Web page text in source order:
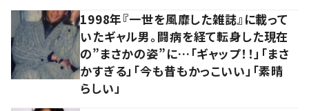
1998年『一世を風靡した雑誌』に載って
いたギャル男。闘病を経て転身した現在
の”まさかの姿”に…「ギャップ！！」「まさ
かすぎる」「今も昔もかっこいい」「素晴
らしい」